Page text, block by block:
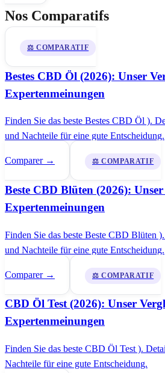
Nos Comparatifs
⚖️ COMPARATIF
Bestes CBD Öl (2026): Unser
Expertenmeinungen
Finden Sie das beste Bestes CBD Öl ).
und Nachteile für eine gute Entscheidung.
Comparer → ⚖️ COMPARATIF
Beste CBD Blüten (2026):
Expertenmeinungen
Finden Sie das beste Beste CBD Blüten
und Nachteile für eine gute Entscheidung.
Comparer → ⚖️ COMPARATIF
CBD Öl Test (2026): Unser
Expertenmeinungen
Finden Sie das beste CBD Öl Test ).
Nachteile für eine gute Entscheidung.